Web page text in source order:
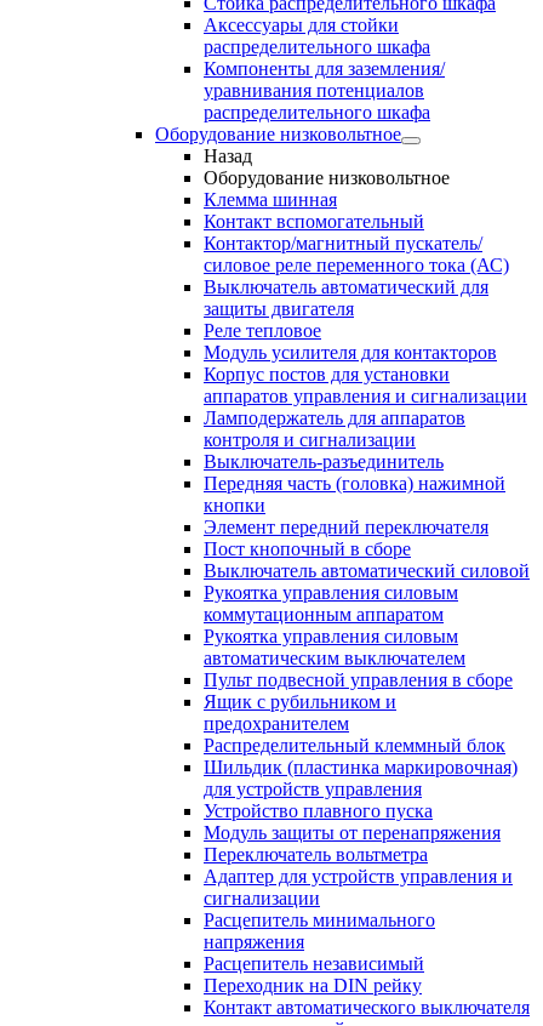
Аксессуары для стойки
распределительного шкафа
Компоненты для заземления/
уравнивания потенциалов
распределительного шкафа
Оборудование низковольтное
Назад
Оборудование низковольтное
Клемма шинная
Контакт вспомогательный
Контактор/магнитный пускатель/
силовое реле переменного тока (АС)
Выключатель автоматический для
защиты двигателя
Реле тепловое
Модуль усилителя для контакторов
Корпус постов для установки
аппаратов управления и сигнализации
Ламподержатель для аппаратов
контроля и сигнализации
Выключатель-разъединитель
Передняя часть (головка) нажимной
кнопки
Элемент передний переключателя
Пост кнопочный в сборе
Выключатель автоматический силовой
Рукоятка управления силовым
коммутационным аппаратом
Рукоятка управления силовым
автоматическим выключателем
Пульт подвесной управления в сборе
Ящик с рубильником и
предохранителем
Распределительный клеммный блок
Шильдик (пластинка маркировочная)
для устройств управления
Устройство плавного пуска
Модуль защиты от перенапряжения
Переключатель вольтметра
Адаптер для устройств управления и
сигнализации
Расцепитель минимального
напряжения
Расцепитель независимый
Переходник на DIN рейку
Контакт автоматического выключателя